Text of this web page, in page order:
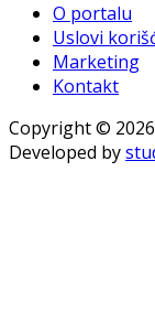
O portalu
Uslovi
Marketing
Kontakt
Copyright ©
Developed by